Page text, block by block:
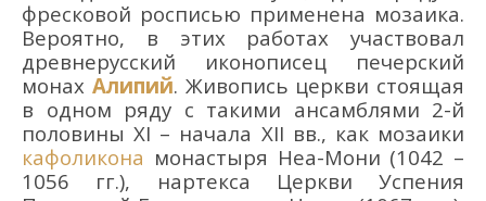
фресковой росписью применена мозаика.
Вероятно, в этих работах участвовал
древнерусский иконописец печерский
монах Алипий. Живопись церкви стоящая
в одном ряду с такими ансамблями 2-й
половины XI – начала XII вв., как мозаики
кафоликона монастыря Неа-Мони (1042 –
1056 гг.), нартекса Церкви Успения